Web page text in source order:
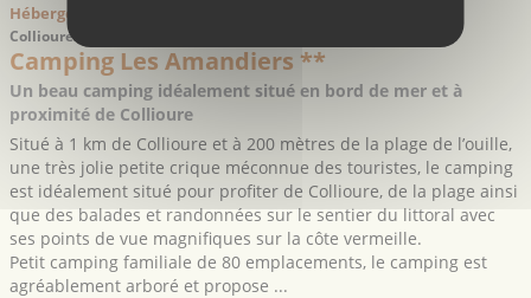
Hébergement > Campings et mobil-homes > Mer
Collioure - Pyrénées-Orientales
Camping Les Amandiers **
Un beau camping idéalement situé en bord de mer et à
proximité de Collioure
Situé à 1 km de Collioure et à 200 mètres de la plage de l’ouille,
une très jolie petite crique méconnue des touristes, le camping
est idéalement situé pour profiter de Collioure, de la plage ainsi
que des balades et randonnées sur le sentier du littoral avec
ses points de vue magnifiques sur la côte vermeille.
Petit camping familiale de 80 emplacements, le camping est
agréablement arboré et propose ...